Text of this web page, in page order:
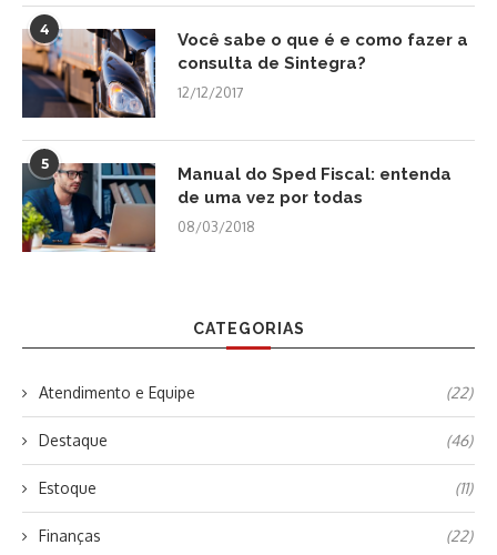
4
Você sabe o que é e como fazer a
consulta de Sintegra?
12/12/2017
5
Manual do Sped Fiscal: entenda
de uma vez por todas
08/03/2018
CATEGORIAS
Atendimento e Equipe (22)
Destaque (46)
Estoque (11)
Finanças (22)